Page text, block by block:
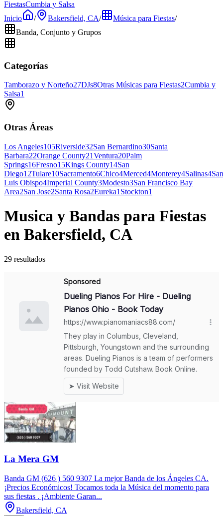
FiestasCumbia y Salsa
Inicio
/ Bakersfield, CA/ Música para Fiestas/
Banda, Conjunto y Grupos
Categorías
Tamborazo y Norteño27DJs8Otras Músicas para Fiestas2Cumbia y
Salsa1
Otras Áreas
Los Angeles105Riverside32San Bernardino30Santa
Barbara22Orange County21Ventura20Palm
Springs16Fresno15Kings County14San
Diego12Tulare10Sacramento6Chico4Merced4Monterey4Salinas4San
Luis Obispo4Imperial County3Modesto3San Francisco Bay
Area2San Jose2Santa Rosa2Eureka1 Stockton1
Musica y Bandas para Fiestas
en Bakersfield, CA
29 resultados
La Mera GM
Banda GM (626 ) 560 9307 La mejor Banda de los Ángeles CA.
¡Precios Económicos! Tocamos toda la Música del momento para
sus fiestas . ¡Ambiente Garan...
Bakersfield, CA